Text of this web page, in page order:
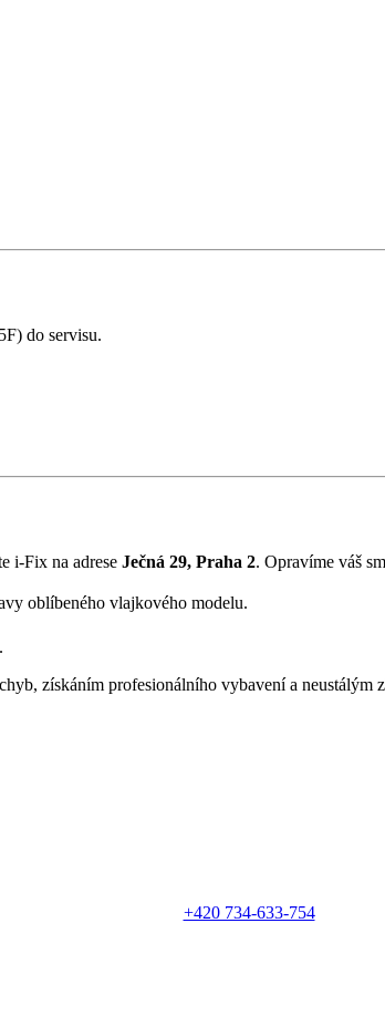
do servisu.
i-Fix na adrese Ječná 29, Praha 2. Opravíme váš
oblíbeného vlajkového modelu.
získáním profesionálního vybavení a neustálým
+420 734-633-754